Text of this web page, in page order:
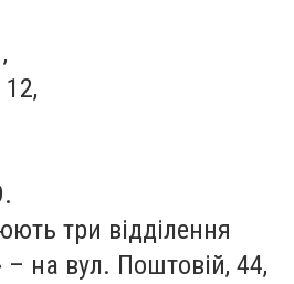
три відділення
на вул. Поштовій, 44,